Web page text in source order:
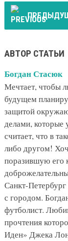
АВТОР СТАТЬИ
Богдан Стасюк
Мечтает, чтобы
будущем
защитой
делами, которые
считает, что в
либо другом!
поразившую его
Санкт-
с городом.
футболист.
прочтения
Иден» Джека